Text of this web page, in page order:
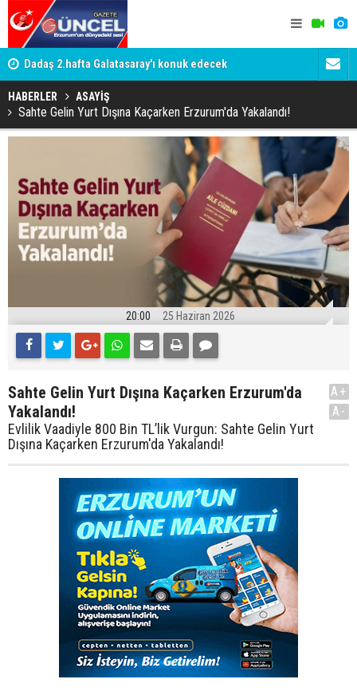
Dadaş 2.hafta Galatasaray'ı konuk edecek Devlet
HABERLER ASAYİŞ
Sahte Gelin Yurt Dışına Kaçarken Erzurum'da Yakalandı!
20:00 25 Haziran 2026
Sahte Gelin Yurt Dışına Kaçarken Erzurum'da
Yakalandı!
Evlilik Vaadiyle 800 Bin TL’lik Vurgun: Sahte Gelin Yurt
Dışına Kaçarken Erzurum'da Yakalandı!
A+
A-